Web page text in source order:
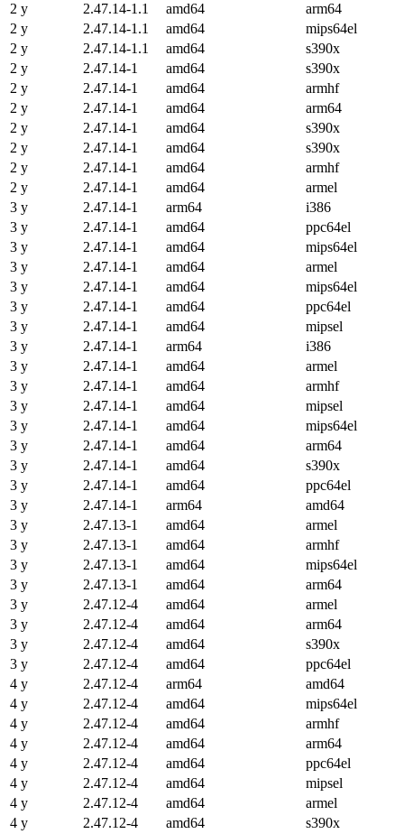
2 y
2.47.14-1.1 amd64
arm64
2 y
2.47.14-1.1 amd64
mips64el
2 y
2.47.14-1.1 amd64
s390x
2 y
2.47.14-1 amd64
s390x
2 y
2.47.14-1 amd64
armhf
2 y
2.47.14-1 amd64
arm64
2 y
2.47.14-1 amd64
s390x
2 y
2.47.14-1 amd64
s390x
2 y
2.47.14-1 amd64
armhf
2 y
2.47.14-1 amd64
armel
3 y
2.47.14-1 arm64
i386
3 y
2.47.14-1 amd64
ppc64el
3 y
2.47.14-1 amd64
mips64el
3 y
2.47.14-1 amd64
armel
3 y
2.47.14-1 amd64
mips64el
3 y
2.47.14-1 amd64
ppc64el
3 y
2.47.14-1 amd64
mipsel
3 y
2.47.14-1 arm64
i386
3 y
2.47.14-1 amd64
armel
3 y
2.47.14-1 amd64
armhf
3 y
2.47.14-1 amd64
mipsel
3 y
2.47.14-1 amd64
mips64el
3 y
2.47.14-1 amd64
arm64
3 y
2.47.14-1 amd64
s390x
3 y
2.47.14-1 amd64
ppc64el
3 y
2.47.14-1 arm64
amd64
3 y
2.47.13-1 amd64
armel
3 y
2.47.13-1 amd64
armhf
3 y
2.47.13-1 amd64
mips64el
3 y
2.47.13-1 amd64
arm64
3 y
2.47.12-4 amd64
armel
3 y
2.47.12-4 amd64
arm64
3 y
2.47.12-4 amd64
s390x
3 y
2.47.12-4 amd64
ppc64el
4 y
2.47.12-4 arm64
amd64
4 y
2.47.12-4 amd64
mips64el
4 y
2.47.12-4 amd64
armhf
4 y
2.47.12-4 amd64
arm64
4 y
2.47.12-4 amd64
ppc64el
4 y
2.47.12-4 amd64
mipsel
4 y
2.47.12-4 amd64
armel
4 y
2.47.12-4 amd64
s390x